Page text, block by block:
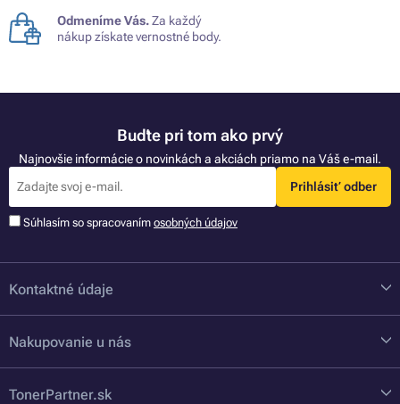
Odmeníme Vás.Za každý
nákup získate vernostné body.
Buďte pri tom ako prvý
Najnovšie informácie o novinkách a akciách priamo na Váš e-mail.
Prihlásiť odber
Súhlasím so spracovaním osobných údajov
Kontaktné údaje
Nakupovanie u nás
TonerPartner.sk